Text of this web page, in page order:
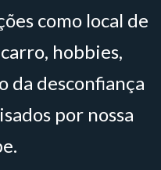
como local de
hobbies,
da desconfiança
por nossa